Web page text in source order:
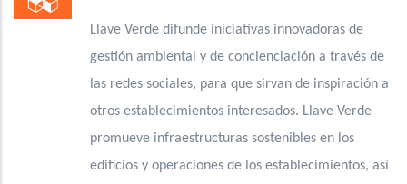
Llave Verde difunde iniciativas innovadoras de
gestión ambiental y de concienciación a través de
las redes sociales, para que sirvan de inspiración a
otros establecimientos interesados. Llave Verde
promueve infraestructuras sostenibles en los
edificios y operaciones de los establecimientos, así